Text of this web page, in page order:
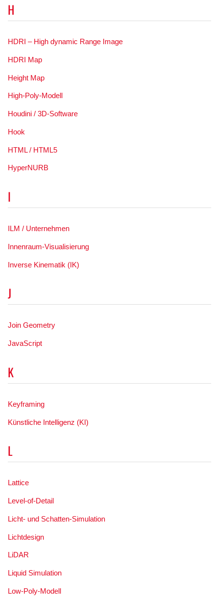
H
HDRI – High dynamic Range Image
HDRI Map
Height Map
High-Poly-Modell
Houdini / 3D-Software
Hook
HTML / HTML5
HyperNURB
I
ILM / Unternehmen
Innenraum-Visualisierung
Inverse Kinematik (IK)
J
Join Geometry
JavaScript
K
Keyframing
Künstliche Intelligenz (KI)
L
Lattice
Level-of-Detail
Licht- und Schatten-Simulation
Lichtdesign
LiDAR
Liquid Simulation
Low-Poly-Modell